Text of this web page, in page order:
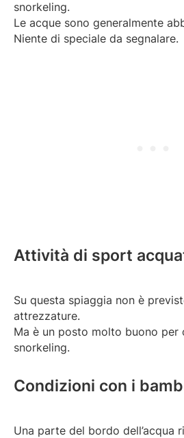
snorkeling.
Le acque sono generalmente
Niente di speciale da segnalare.
Attività di sport
Su questa spiaggia non è
attrezzature.
Ma è un posto molto buono per
snorkeling.
Condizioni con i
Una parte del bordo dell’acqua